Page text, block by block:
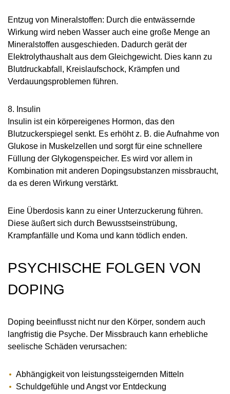
Entzug von Mineralstoffen: Durch die entwässernde
Wirkung wird neben Wasser auch eine große Menge an
Mineralstoffen ausgeschieden. Dadurch gerät der
Elektrolythaushalt aus dem Gleichgewicht. Dies kann zu
Blutdruckabfall, Kreislaufschock, Krämpfen und
Verdauungsproblemen führen.
8. Insulin
Insulin ist ein körpereigenes Hormon, das den
Blutzuckerspiegel senkt. Es erhöht z. B. die Aufnahme von
Glukose in Muskelzellen und sorgt für eine schnellere
Füllung der Glykogenspeicher. Es wird vor allem in
Kombination mit anderen Dopingsubstanzen missbraucht,
da es deren Wirkung verstärkt.
Eine Überdosis kann zu einer Unterzuckerung führen.
Diese äußert sich durch Bewusstseinstrübung,
Krampfanfälle und Koma und kann tödlich enden.
PSYCHISCHE FOLGEN VON
DOPING
Doping beeinflusst nicht nur den Körper, sondern auch
langfristig die Psyche. Der Missbrauch kann erhebliche
seelische Schäden verursachen:
Abhängigkeit von leistungssteigernden Mitteln
Schuldgefühle und Angst vor Entdeckung